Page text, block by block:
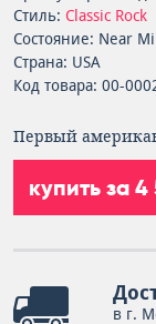
Стиль: Classic Rock
Состояние: Near
Страна: USA
Код товара: 00-
Первый
купить за
в г.